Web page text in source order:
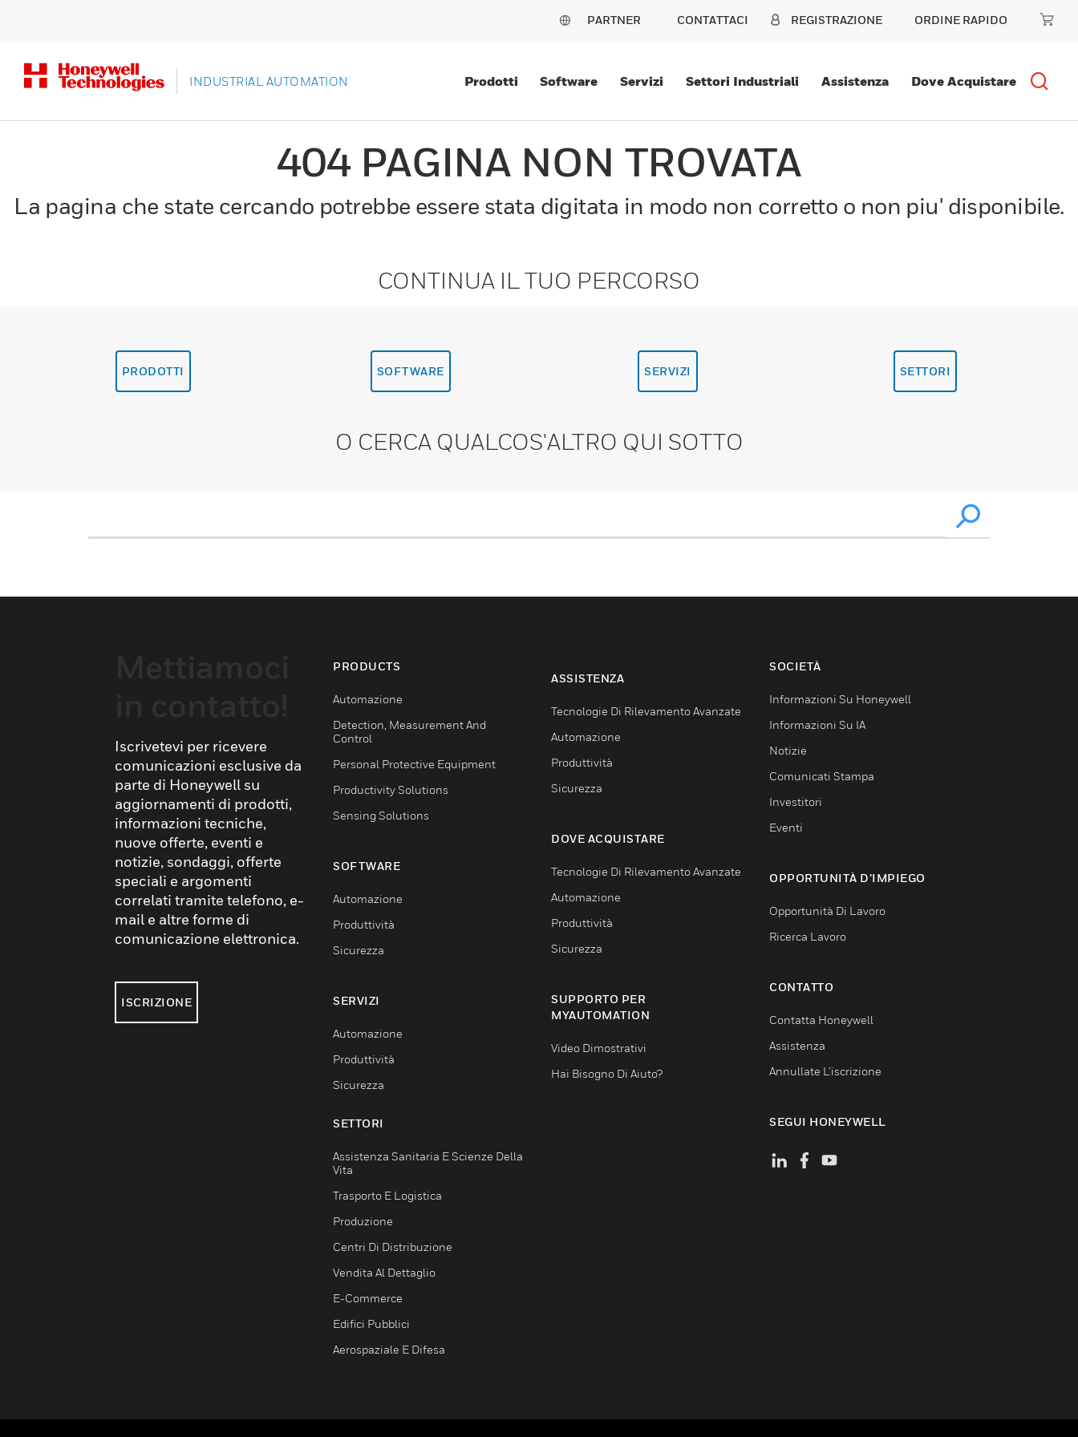
PARTNER CONTATTACI REGISTRAZIONE ORDINE RAPIDO
INDUSTRIAL AUTOMATION Prodotti Software Servizi Settori Industriali Assistenza Dove Acquistare
404 PAGINA NON TROVATA
La pagina che state cercando potrebbe essere stata digitata in modo non corretto o non piu' disponibile.
CONTINUA IL TUO PERCORSO
PRODOTTI SOFTWARE SERVIZI SETTORI
O CERCA QUALCOS'ALTRO QUI SOTTO
Iscrivetevi per ricevere
comunicazioni esclusive da
parte di Honeywell su
aggiornamenti di prodotti,
informazioni tecniche,
nuove offerte, eventi e
notizie, sondaggi, offerte
speciali e argomenti
correlati tramite telefono, e-
mail e altre forme di
comunicazione elettronica.
ISCRIZIONE
PRODUCTS
Automazione
Detection, Measurement And
Control
Personal Protective Equipment
Productivity Solutions
Sensing Solutions
SOFTWARE
Automazione
Produttività
Sicurezza
SERVIZI
Automazione
Produttività
Sicurezza
SETTORI
Assistenza Sanitaria E Scienze Della
Vita
Trasporto E Logistica
Produzione
Centri Di Distribuzione
Vendita Al Dettaglio
E-Commerce
Edifici Pubblici
Aerospaziale E Difesa
ASSISTENZA
Tecnologie Di Rilevamento Avanzate
Automazione
Produttività
Sicurezza
DOVE ACQUISTARE
Tecnologie Di Rilevamento Avanzate
Automazione
Produttività
Sicurezza
SUPPORTO PER
MYAUTOMATION
Video Dimostrativi
Hai Bisogno Di Aiuto?
SOCIETÀ
Informazioni Su Honeywell
Informazioni Su IA
Notizie
Comunicati Stampa
Investitori
Eventi
OPPORTUNITÀ D’IMPIEGO
Opportunità Di Lavoro
Ricerca Lavoro
CONTATTO
Contatta Honeywell
Assistenza
Annullate L’iscrizione
SEGUI HONEYWELL